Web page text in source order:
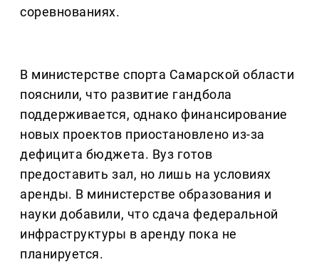
соревнованиях.
В министерстве спорта Самарской области
пояснили, что развитие гандбола
поддерживается, однако финансирование
новых проектов приостановлено из-за
дефицита бюджета. Вуз готов
предоставить зал, но лишь на условиях
аренды. В министерстве образования и
науки добавили, что сдача федеральной
инфраструктуры в аренду пока не
планируется.